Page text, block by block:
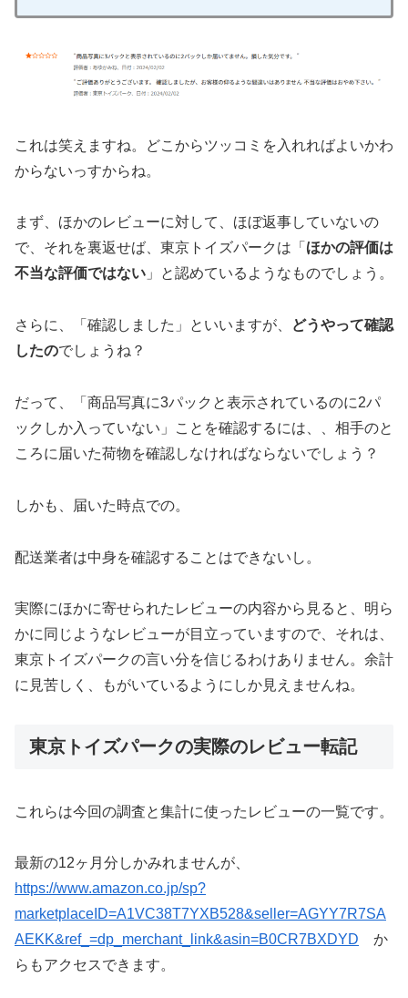
これは笑えますね。どこからツッコミを入れればよいかわ
からないっすからね。
まず、ほかのレビューに対して、ほぼ返事していないの
で、それを裏返せば、東京トイズパークは「 ほかの評価は
不当な評価ではない 」と認めているようなものでしょう。
さらに、「確認しました」といいますが、
どうやって確認
したのでしょうね？
だって、「商品写真に3パックと表示されているのに2パ
ックしか入っていない」ことを確認するには、、相手のと
ころに届いた荷物を確認しなければならないでしょう？
しかも、届いた時点での。
配送業者は中身を確認することはできないし。
実際にほかに寄せられたレビューの内容から見ると、明ら
かに同じようなレビューが目立っていますので、それは、
東京トイズパークの言い分を信じるわけありません。余計
に見苦しく、もがいているようにしか見えませんね。
東京トイズパークの実際のレビュー転記
これらは今回の調査と集計に使ったレビューの一覧です。
最新の12ヶ月分しかみれませんが、
https://www.amazon.co.jp/sp?
marketplaceID=A1VC38T7YXB528&seller=AGYY7R7SA
AEKK&ref_=dp_merchant_link&asin=B0CR7BXDYD か
らもアクセスできます。